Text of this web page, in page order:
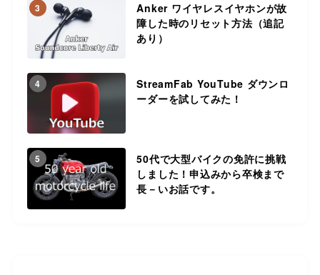
3
Anker ワイヤレスイヤホンが故
障した時のリセット方法（追記
あり）
4
StreamFab YouTube ダウンロ
ーダーを試してみた！
5
50代で大型バイクの免許に挑戦
しました！申込みから卒検まで
長－いお話です。